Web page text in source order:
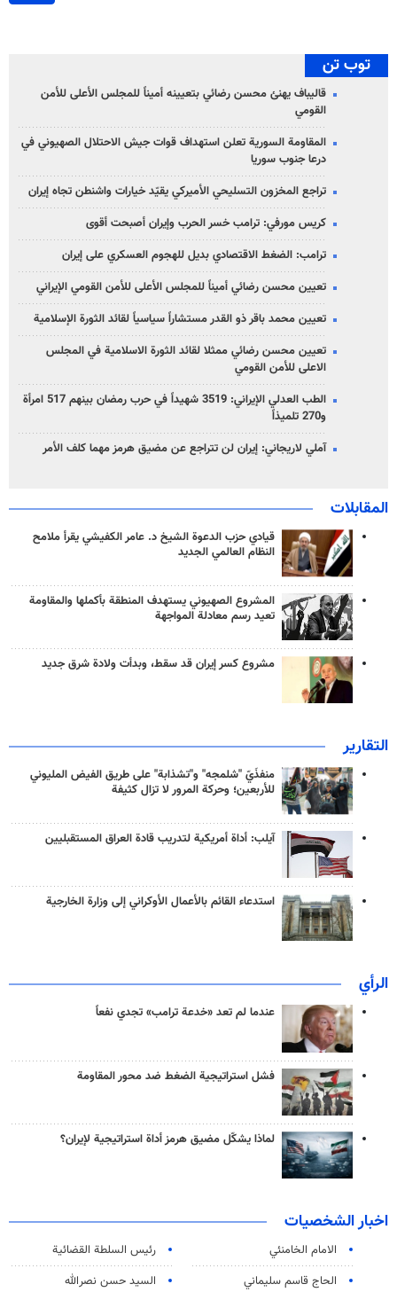
توب تن
قاليباف يهنئ محسن رضائي بتعيينه أميناً للمجلس الأعلى للأمن
القومي
المقاومة السورية تعلن استهداف قوات جيش الاحتلال الصهيوني في
درعا جنوب سوريا
تراجع المخزون التسليحي الأميركي يقيّد خيارات واشنطن تجاه إيران
كريس مورفي: ترامب خسر الحرب وإيران أصبحت أقوى
ترامب: الضغط الاقتصادي بديل للهجوم العسكري على إيران
تعيين محسن رضائي أميناً للمجلس الأعلى للأمن القومي الإيراني
تعيين محمد باقر ذو القدر مستشاراً سياسياً لقائد الثورة الإسلامية
تعيين محسن رضائي ممثلا لقائد الثورة الاسلامية في المجلس
الاعلى للأمن القومي
الطب العدلي الإيراني: 3519 شهيداً في حرب رمضان بينهم 517 امرأة
و270 تلميذاً
آملي لاريجاني: إيران لن تتراجع عن مضيق هرمز مهما كلف الأمر
المقابلات
قيادي حزب الدعوة الشيخ د. عامر الكفيشي يقرأ ملامح
النظام العالمي الجديد
المشروع الصهيوني يستهدف المنطقة بأكملها والمقاومة
تعيد رسم معادلة المواجهة
مشروع كسر إيران قد سقط، وبدأت ولادة شرق جديد
التقارير
منفذَيّ "شلمجه" و"تشذابة" على طريق الفيض المليوني
للأربعين؛ وحركة المرور لا تزال كثيفة
آيلب: أداة أمريكية لتدريب قادة العراق المستقبليين
استدعاء القائم بالأعمال الأوكراني إلى وزارة الخارجية
الرأي
عندما لم تعد «خدعة ترامب» تجدي نفعاً
فشل استراتيجية الضغط ضد محور المقاومة
لماذا يشكّل مضيق هرمز أداة استراتيجية لإيران؟
اخبار الشخصيات
الامام الخامنئي
رئیس السلطة القضائیة
الحاج قاسم سليماني
السيد حسن نصرالله